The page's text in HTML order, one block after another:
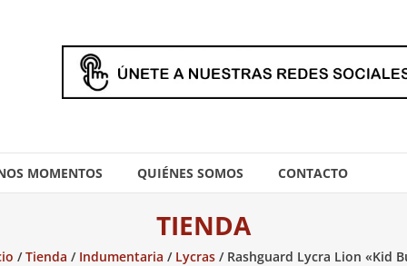
MOMENTOS QUIÉNES SOMOS CONTACTO
TIENDA
/Tienda / Indumentaria / Lycras/ Rashguard Lycra Lion «Kid